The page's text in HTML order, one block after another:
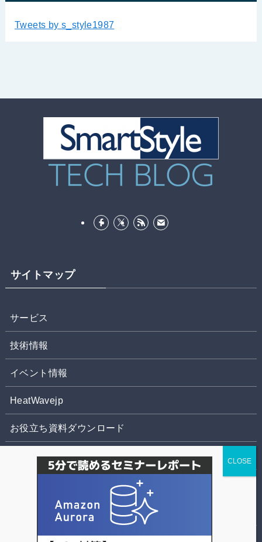
Tweets by s_style1987
サイトマップ
サービス
技術情報
イベント情報
HeatWavejp
お役立ち資料ダウンロード
お問合せ
株式会社パソナデータ&デザイン
個人情報の取扱いについて